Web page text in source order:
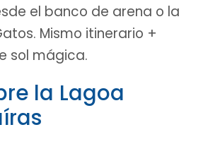
el banco de arena o la
Mismo itinerario +
sol mágica.
la Lagoa